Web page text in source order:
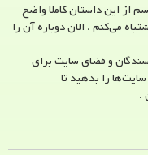
از این داستان کاملا واضح
می‌کنم . الان دوباره آن را
و فضای سایت برای
را بدهید تا
.